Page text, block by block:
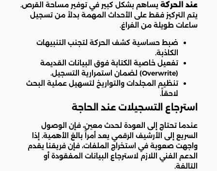
عند الحركة يساهم بشكل كبير في توفير مساحة القرص.
يتم التركيز فقط على الأحداث المهمة بدلاً من تسجيل
ساعات طويلة من الفراغ.
ضبط حساسية كشف الحركة لتجنب التنبيهات
الكاذبة.
تفعيل خاصية الكتابة فوق البيانات القديمة
(Overwrite) لضمان استمرارية التسجيل.
تنظيم المجلدات والتواريخ لتسهيل عملية البحث
لاحقاً.
استرجاع التسجيلات عند الحاجة
عندما تحتاج إلى العودة لحدث معين، فإن الوصول
السريع إلى الأرشيف الرقمي يعد أمراً بالغ الأهمية. إذا
واجهت صعوبة في استخراج الملفات، فإن فريقنا يقدم
الدعم الفني اللازم لاسترجاع البيانات المفقودة أو
التالفة.